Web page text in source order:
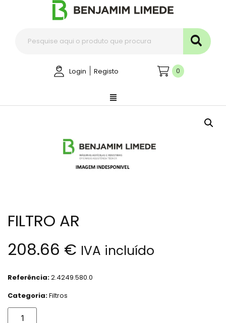
Login Registo 0
FILTRO AR
208.66 € IVA incluído
Referência:2.4249.580.0
Categoria:Filtros